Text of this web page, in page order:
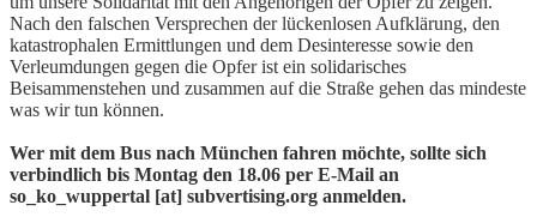
Nach den falschen Versprechen der lückenlosen Aufklärung, den
katastrophalen Ermittlungen und dem Desinteresse sowie den
Verleumdungen gegen die Opfer ist ein solidarisches
Beisammenstehen und zusammen auf die Straße gehen das mindeste
was wir tun können.
Wer mit dem Bus nach München fahren möchte, sollte sich
verbindlich bis Montag den 18.06 per E-Mail an
so_ko_wuppertal [at] subvertising.org anmelden.